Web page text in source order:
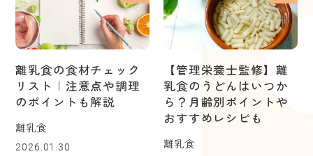
離乳食の食材チェック
リスト｜注意点や調理
のポイントも解説
離乳食
2026.01.30
【管理栄養士監修】離
乳食のうどんはいつか
ら？月齢別ポイントや
おすすめレシピも
離乳食